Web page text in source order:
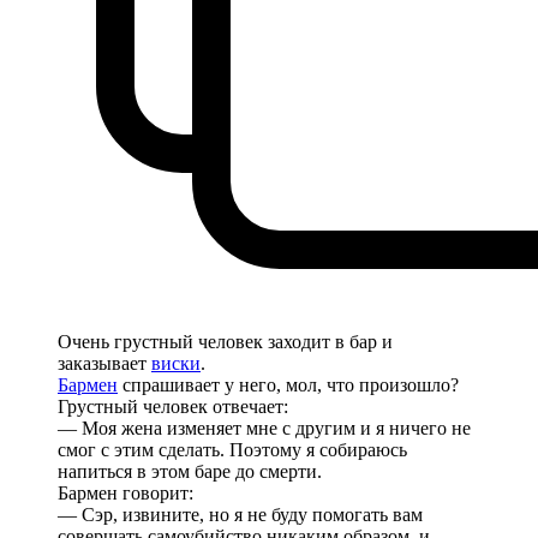
Очень грустный человек заходит в бар и
заказывает виски.
Бармен спрашивает у него, мол, что произошло?
Грустный человек отвечает:
— Моя жена изменяет мне с другим и я ничего не
смог с этим сделать. Поэтому я собираюсь
напиться в этом баре до смерти.
Бармен говорит:
— Сэр, извините, но я не буду помогать вам